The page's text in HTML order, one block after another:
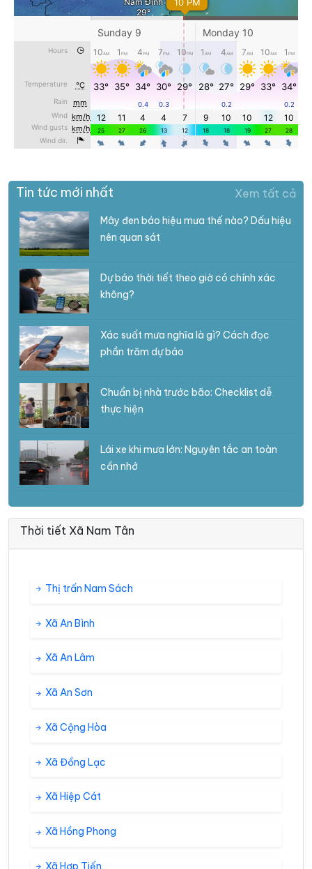
Tin tức mới nhất Xem tất cả
Mây đen báo hiệu mưa thế nào? Dấu hiệu
nên quan sát
Dự báo thời tiết theo giờ có chính xác
không?
Xác suất mưa nghĩa là gì? Cách đọc
phần trăm dự báo
Chuẩn bị nhà trước bão: Checklist dễ
thực hiện
Lái xe khi mưa lớn: Nguyên tắc an toàn
cần nhớ
Thời tiết Xã Nam Tân
Thị trấn Nam Sách
Xã An Bình
Xã An Lâm
Xã An Sơn
Xã Cộng Hòa
Xã Đồng Lạc
Xã Hiệp Cát
Xã Hồng Phong
Xã Hợp Tiến